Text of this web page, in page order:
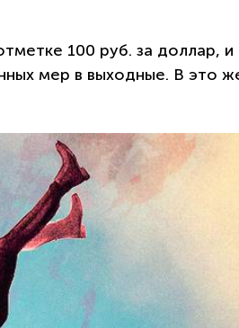
100 руб. за доллар, и
мер в выходные. В это